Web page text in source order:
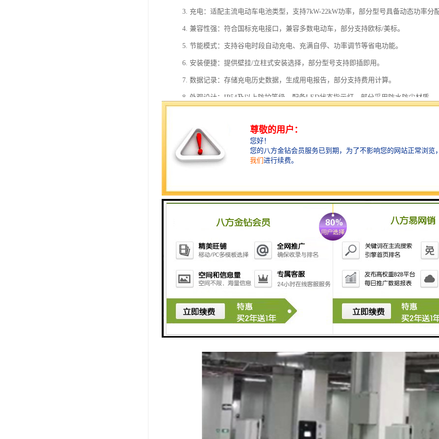
3. 充电：适配主流电动车电池类型，支持7kW-22kW功率，部分型号具备动态功率分
4. 兼容性强：符合国标充电接口，兼容多数电动车，部分支持欧标/美标。
5. 节能模式：支持谷电时段自动充电、充满自停、功率调节等省电功能。
6. 安装便捷：提供壁挂/立柱式安装选择，部分型号支持即插即用。
7. 数据记录：存储充电历史数据，生成用电报告，部分支持费用计算。
8. 外观设计：IP54及以上防护等级，配备LED状态指示灯，部分采用防水防尘材质。
10. 售后服务：提供安装团队，部分包含设备保险或保修服务。